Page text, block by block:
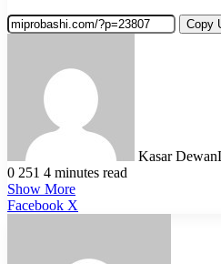
Copy
Kasar Dewan
0 251 4 minutes read
Show More
Facebook X